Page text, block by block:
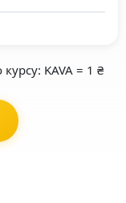
KAVA = 1 ₴